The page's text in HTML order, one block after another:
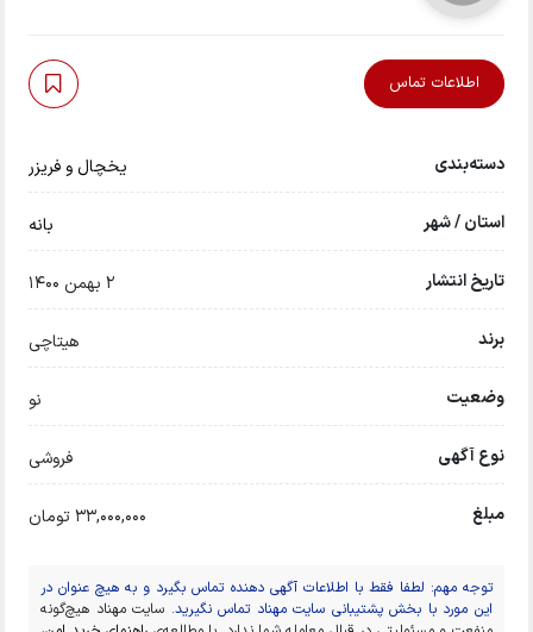
اطلاعات تماس
دسته‌بندی یخچال و فریزر
استان / شهر بانه
تاریخ انتشار 2 بهمن 1400
برند هیتاچی
وضعیت نو
نوع آگهی فروشی
مبلغ 33,000,000 تومان
توجه مهم: لطفا فقط با اطلاعات آگهی دهنده تماس بگیرد و به هیچ عنوان در
این مورد با بخش پشتیبانی سایت مهناد تماس نگیرید. سایت مهناد هیچ‌گونه